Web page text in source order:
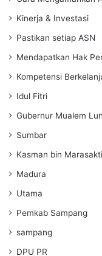
Kinerja & Investasi
Pastikan setiap ASN
Mendapatkan Hak
Kompetensi
Idul Fitri
Gubernur Mualem
Sumbar
Kasman bin
Madura
Utama
Pemkab Sampang
sampang
DPU PR